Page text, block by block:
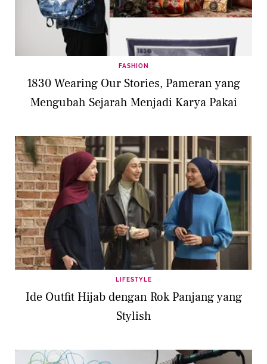
FASHION
1830 Wearing Our Stories, Pameran yang
Mengubah Sejarah Menjadi Karya Pakai
LIFESTYLE
Ide Outfit Hijab dengan Rok Panjang yang
Stylish